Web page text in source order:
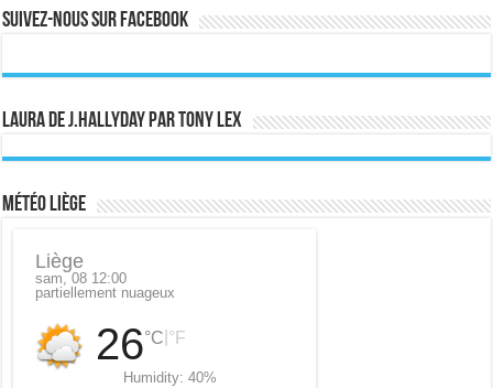
Suivez-nous sur Facebook
Laura de J.Hallyday par Tony Lex
Météo Liège
Liège
sam, 08 12:00
partiellement nuageux
26°C °F
Humidity:40%